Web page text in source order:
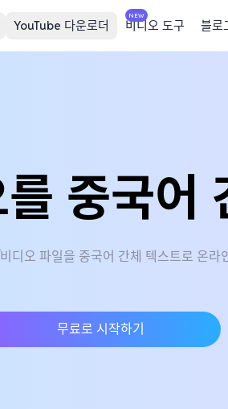
YouTube 다운로더
NEW
비디오 도구 블로
중국어
디오 파일을 중국어 간체 텍스트로 온라
무료로 시작하기